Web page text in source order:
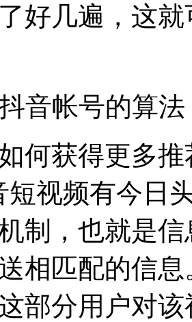
好几遍，这
帐号的算法
获得更多推
短视频有今日
制，也就是
相匹配的信
部分用户对